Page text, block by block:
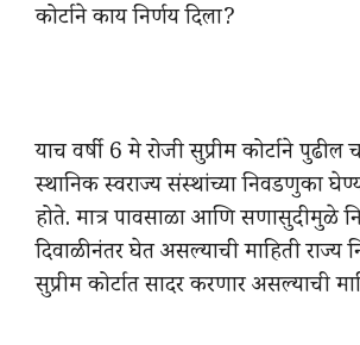
कोर्टाने काय निर्णय दिला?
याच वर्षी 6 मे रोजी सुप्रीम कोर्टाने पुढील
स्थानिक स्वराज्य संस्थांच्या निवडणुका
होते. मात्र पावसाळा आणि सणासुदीमुळे
दिवाळीनंतर घेत असल्याची माहिती
सुप्रीम कोर्टात सादर करणार असल्याची